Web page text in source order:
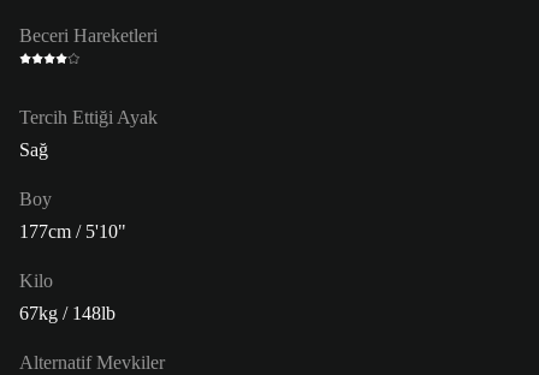
Beceri Hareketleri
Tercih Ettiği Ayak
Sağ
Boy
177cm / 5'10"
Kilo
67kg / 148lb
Alternatif Mevkiler